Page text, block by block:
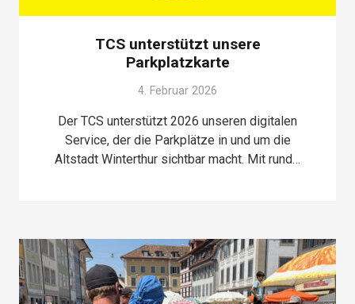
TCS unterstützt unsere
Parkplatzkarte
4. Februar 2026
Der TCS unterstützt 2026 unseren digitalen
Service, der die Parkplätze in und um die
Altstadt Winterthur sichtbar macht. Mit rund…